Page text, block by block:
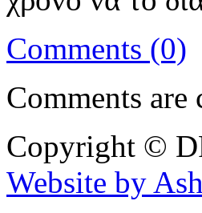
Comments (0)
Comments are
Copyright ©
Website by